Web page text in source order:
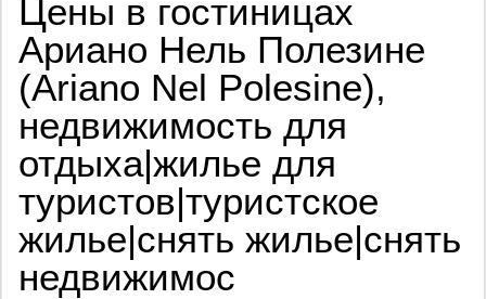
Цены в гостиницах
Ариано Нель Полезине
(Ariano Nel Polesine),
недвижимость для
отдыха|жилье для
туристов|туристское
жилье|снять жилье|снять
недвижимос